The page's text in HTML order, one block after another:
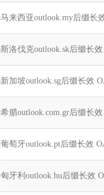
马来西亚outlook.my后缀
斯洛伐克outlook.sk后缀长
新加坡outlook.sg后缀长效
希腊outlook.com.gr后缀长
葡萄牙outlook.pt后缀长效
匈牙利outlook.hu后缀长效